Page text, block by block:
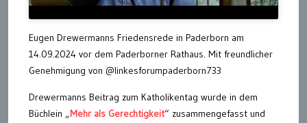
Eugen Drewermanns Friedensrede in Paderborn am
14.09.2024 vor dem Paderborner Rathaus. Mit freundlicher
Genehmigung von @linkesforumpaderborn733
Drewermanns Beitrag zum Katholikentag wurde in dem
Büchlein „Mehr als Gerechtigkeit“ zusammengefasst und